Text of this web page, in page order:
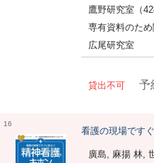
鷹野研究室（
専有資料のた
広尾研究室
貸出不可 予
16
看護の現場です
廣島, 麻揚 林,